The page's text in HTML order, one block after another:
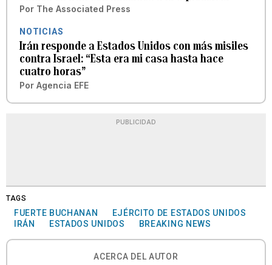
Por The Associated Press
NOTICIAS
Irán responde a Estados Unidos con más misiles
contra Israel: “Esta era mi casa hasta hace
cuatro horas”
Por Agencia EFE
PUBLICIDAD
TAGS
FUERTE BUCHANAN
EJÉRCITO DE ESTADOS UNIDOS
IRÁN
ESTADOS UNIDOS BREAKING NEWS
ACERCA DEL AUTOR